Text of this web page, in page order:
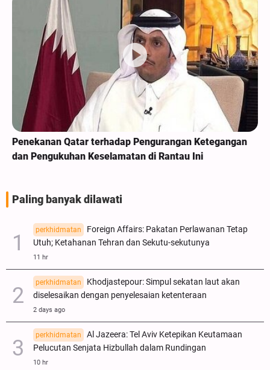
Penekanan Qatar terhadap Pengurangan Ketegangan
dan Pengukuhan Keselamatan di Rantau Ini
Paling banyak dilawati
perkhidmatan
Foreign Affairs: Pakatan Perlawanan Tetap
Utuh; Ketahanan Tehran dan Sekutu-sekutunya
11 hr
perkhidmatan
Khodjastepour: Simpul sekatan laut akan
diselesaikan dengan penyelesaian ketenteraan
2 days ago
perkhidmatan
Al Jazeera: Tel Aviv Ketepikan Keutamaan
Pelucutan Senjata Hizbullah dalam Rundingan
10 hr